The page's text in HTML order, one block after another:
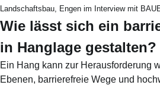
Landschaftsbau, Engen im Interview mit
Wie lässt sich ein
in Hanglage gestalten?
Ein Hang kann zur Herausforderung
Ebenen, barrierefreie Wege und